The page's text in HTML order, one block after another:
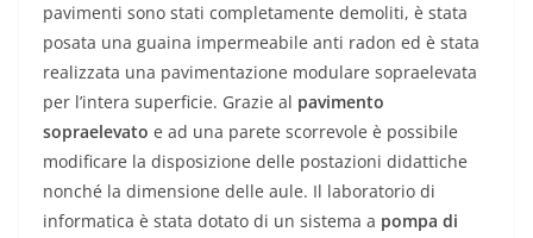
pavimenti sono stati completamente demoliti, è stata
posata una guaina impermeabile anti radon ed è stata
realizzata una pavimentazione modulare sopraelevata
per l’intera superficie. Grazie al pavimento
sopraelevato e ad una parete scorrevole è possibile
modificare la disposizione delle postazioni didattiche
nonché la dimensione delle aule. Il laboratorio di
informatica è stata dotato di un sistema a pompa di